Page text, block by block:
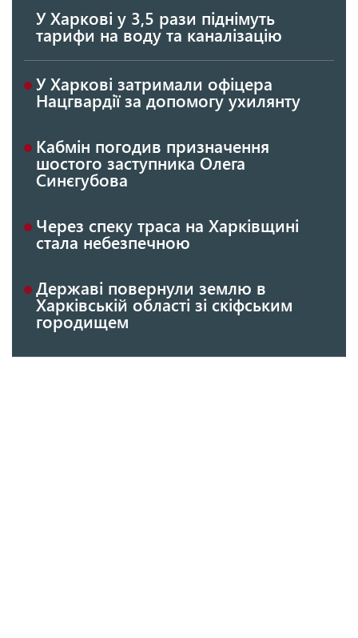
У Харкові у 3,5 рази піднімуть
тарифи на воду та каналізацію
У Харкові затримали офіцера
Нацгвардії за допомогу ухилянту
Кабмін погодив призначення
шостого заступника Олега
Синєгубова
Через спеку траса на Харківщині
стала небезпечною
Державі повернули землю в
Харківській області зі скіфським
городищем